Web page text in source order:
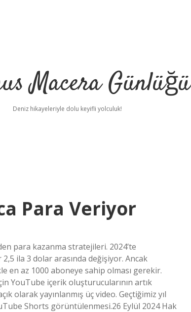
Macera Günlüğü
Deniz hikayeleriyle dolu keyifli yolculuk!
Para Veriyor
para kazanma stratejileri. 2024’te
ila 3 dolar arasında değişiyor. Ancak
en az 1000 aboneye sahip olması gerekir.
YouTube içerik oluşturucularının artık
olarak yayınlanmış üç video. Geçtiğimiz yıl
Shorts görüntülenmesi.26 Eylül 2024 Hak